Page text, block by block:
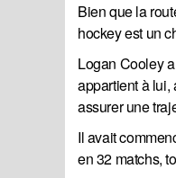
Bien que la
hockey est un
Logan Cooley
appartient à lui,
assurer une
Il avait
en 32 matchs,